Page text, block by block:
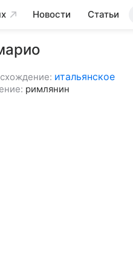
Новости Статьи
итальянское
римлянин